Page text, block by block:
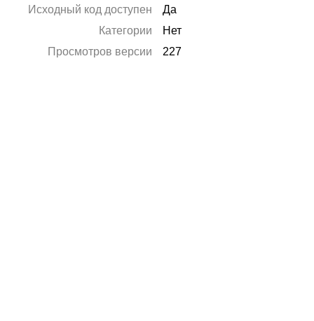
Исходный код доступен
Да
Категории
Нет
Просмотров версии
227